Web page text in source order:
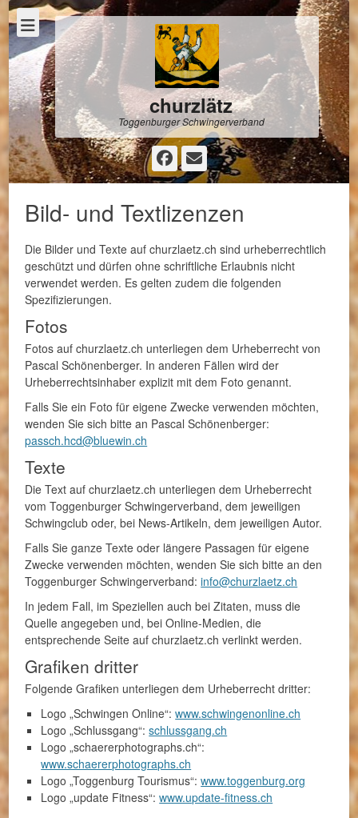
churzlätz
Toggenburger Schwingerverband
Facebook
E-
Mail
Bild- und Textlizenzen
Die Bilder und Texte auf churzlaetz.ch sind urheberrechtlich
geschützt und dürfen ohne schriftliche Erlaubnis nicht
verwendet werden. Es gelten zudem die folgenden
Spezifizierungen.
Fotos
Fotos auf churzlaetz.ch unterliegen dem Urheberrecht von
Pascal Schönenberger. In anderen Fällen wird der
Urheberrechtsinhaber explizit mit dem Foto genannt.
Falls Sie ein Foto für eigene Zwecke verwenden möchten,
wenden Sie sich bitte an Pascal Schönenberger:
passch.hcd@bluewin.ch
Texte
Die Text auf churzlaetz.ch unterliegen dem Urheberrecht
vom Toggenburger Schwingerverband, dem jeweiligen
Schwingclub oder, bei News-Artikeln, dem jeweiligen Autor.
Falls Sie ganze Texte oder längere Passagen für eigene
Zwecke verwenden möchten, wenden Sie sich bitte an den
Toggenburger Schwingerverband:info@churzlaetz.ch
In jedem Fall, im Speziellen auch bei Zitaten, muss die
Quelle angegeben und, bei Online-Medien, die
entsprechende Seite auf churzlaetz.ch verlinkt werden.
Grafiken dritter
Folgende Grafiken unterliegen dem Urheberrecht dritter:
Logo „Schwingen Online“:www.schwingenonline.ch
Logo „Schlussgang“:schlussgang.ch
Logo „schaererphotographs.ch“:
www.schaererphotographs.ch
Logo „Toggenburg Tourismus“:www.toggenburg.org
Logo „update Fitness“:www.update-fitness.ch